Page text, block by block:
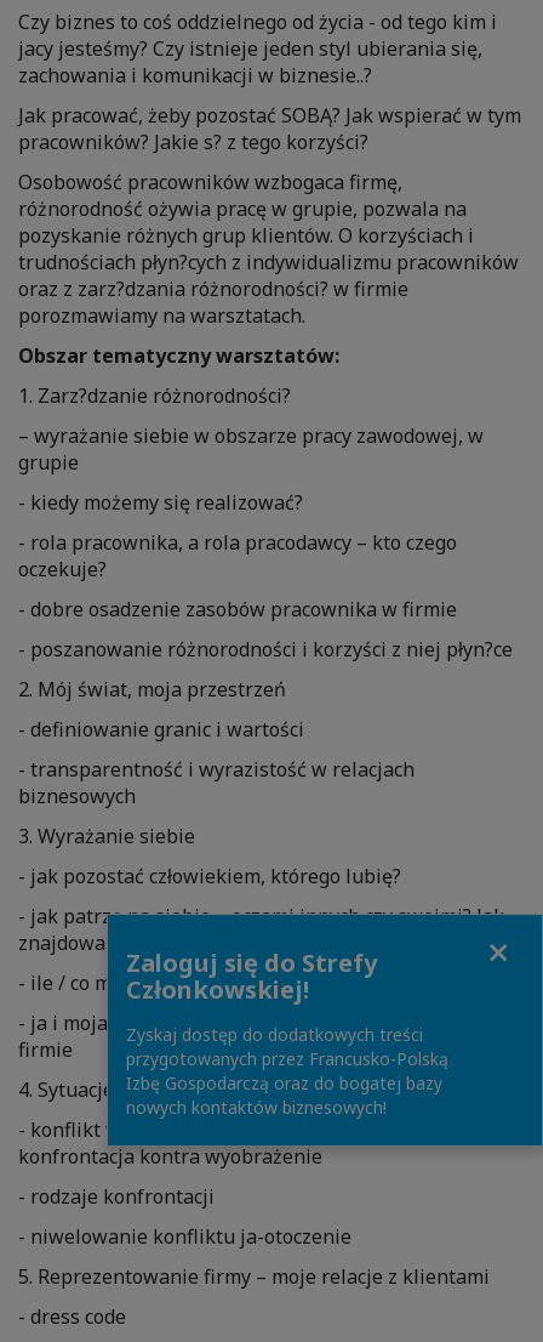
Czy biznes to coś oddzielnego od życia - od tego kim i
jacy jesteśmy? Czy istnieje jeden styl ubierania się,
zachowania i komunikacji w biznesie..?
Jak pracować, żeby pozostać SOBĄ? Jak wspierać w tym
pracowników? Jakie s? z tego korzyści?
Osobowość pracowników wzbogaca firmę,
różnorodność ożywia pracę w grupie, pozwala na
pozyskanie różnych grup klientów. O korzyściach i
trudnościach płyn?cych z indywidualizmu pracowników
oraz z zarz?dzania różnorodności? w firmie
porozmawiamy na warsztatach.
Obszar tematyczny warsztatów:
1. Zarz?dzanie różnorodności?
– wyrażanie siebie w obszarze pracy zawodowej, w
grupie
- kiedy możemy się realizować?
- rola pracownika, a rola pracodawcy – kto czego
oczekuje?
- dobre osadzenie zasobów pracownika w firmie
- poszanowanie różnorodności i korzyści z niej płyn?ce
2. Mój świat, moja przestrzeń
- definiowanie granic i wartości
- transparentność i wyrazistość w relacjach
biznesowych
3. Wyrażanie siebie
- jak pozostać człowiekiem, którego lubię?
- jak patrzę na siebie – oczami innych czy swoimi? Jak
znajdować równowagę perspektyw.
- ile / co mam do zaoferowania jako ja
- ja i moja indywidualność jako wartość dodana w
firmie
4. Sytuacje konfliktowe
- konflikt wewnętrzny: świadomość sytuacji i
konfrontacja kontra wyobrażenie
- rodzaje konfrontacji
- niwelowanie konfliktu ja-otoczenie
5. Reprezentowanie firmy – moje relacje z klientami
- dress code
Zaloguj się do Strefy
Członkowskiej!
Zyskaj dostęp do dodatkowych treści
przygotowanych przez Francusko-Polską
Izbę Gospodarczą oraz do bogatej bazy
nowych kontaktów biznesowych!